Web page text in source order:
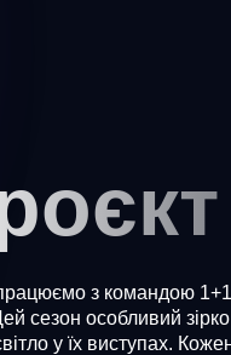
з командою
сезон особливий
у їх виступах.